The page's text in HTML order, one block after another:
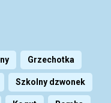
Grzechotka
Szkolny dzwonek